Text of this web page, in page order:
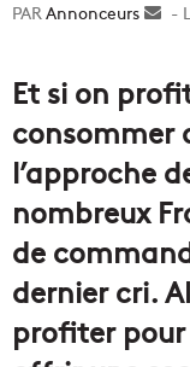
Annonceurs
Et si on
consommer
l’approche
nombreux
de
dernier cri.
profiter